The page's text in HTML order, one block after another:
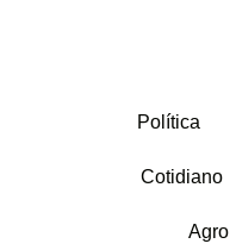
Política
Cotidiano
Agro